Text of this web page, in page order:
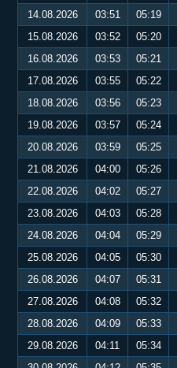
14.08.2026
03:51 05:19
15.08.2026
03:52 05:20
16.08.2026
03:53 05:21
17.08.2026
03:55 05:22
18.08.2026
03:56 05:23
19.08.2026
03:57 05:24
20.08.2026
03:59 05:25
21.08.2026
04:00 05:26
22.08.2026
04:02 05:27
23.08.2026
04:03 05:28
24.08.2026
04:04 05:29
25.08.2026
04:05 05:30
26.08.2026
04:07 05:31
27.08.2026
04:08 05:32
28.08.2026
04:09 05:33
29.08.2026
04:11 05:34